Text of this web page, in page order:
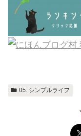
05. シンプルライフ